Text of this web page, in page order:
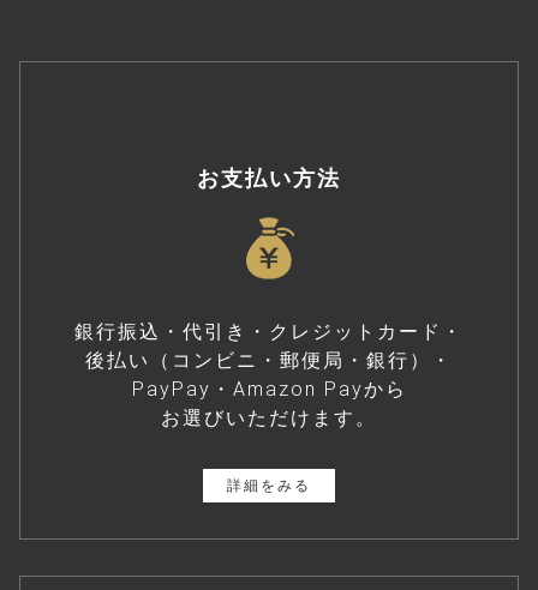
お支払い方法
銀行振込・代引き・クレジットカード・
後払い（コンビニ・郵便局・銀行）・
PayPay・Amazon Payから
お選びいただけます。
詳細をみる